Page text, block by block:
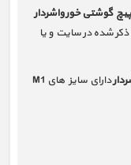
گوشتی خور واشردار
ذکر شده در سایت و یا
دارای سایز های M1